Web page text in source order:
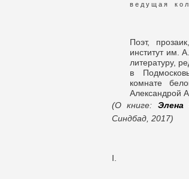
в е д у щ а я к о л
Поэт,
институт им.
литературу,
в
комнате
Александрой
(О книге: Элена
Синдбад, 2017)
I.